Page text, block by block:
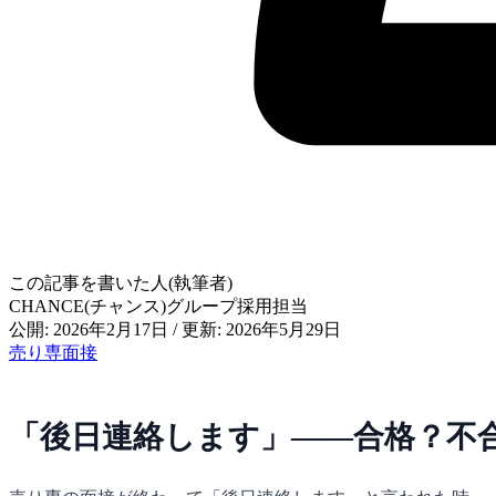
この記事を書いた人(執筆者)
CHANCE(チャンス)グループ採用担当
公開: 2026年2月17日 / 更新: 2026年5月29日
売り専面接
「後日連絡します」――合格？不